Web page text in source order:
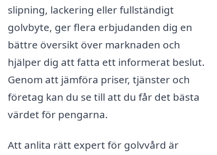
slipning, lackering eller fullständigt
golvbyte, ger flera erbjudanden dig en
bättre översikt över marknaden och
hjälper dig att fatta ett informerat beslut.
Genom att jämföra priser, tjänster och
företag kan du se till att du får det bästa
värdet för pengarna.
Att anlita rätt expert för golvvård är